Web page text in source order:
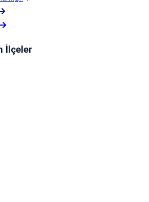
İlçeler